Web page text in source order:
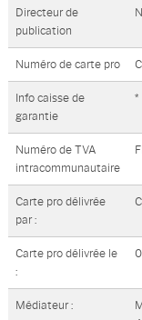
Directeur de
publication
Numéro de carte pro
Info caisse de
garantie
*
Numéro de TVA
intracommunautaire
Carte pro délivrée
par :
Carte pro délivrée le
:
Médiateur :